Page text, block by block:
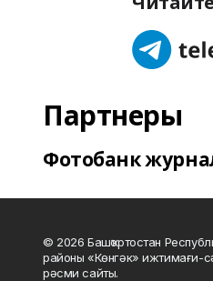
Партнеры
Фотобанк
© 2026 Башҡортостан
районы «Көнгәк» ижтимағи-
рәсми сайты.